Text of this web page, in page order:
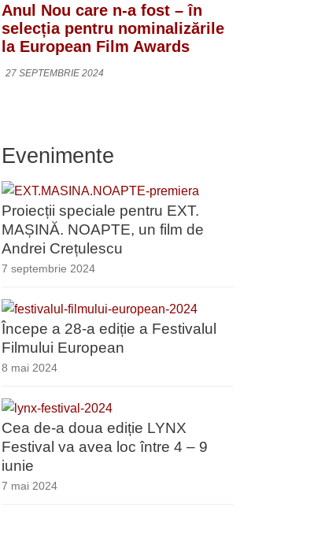
Anul Nou care n-a fost – în
selecția pentru nominalizările
la European Film Awards
27 SEPTEMBRIE 2024
Evenimente
Proiecții speciale pentru EXT.
MAȘINĂ. NOAPTE, un film de
Andrei Crețulescu
7 septembrie 2024
Începe a 28-a ediție a Festivalul
Filmului European
8 mai 2024
Cea de-a doua ediție LYNX
Festival va avea loc între 4 – 9
iunie
7 mai 2024